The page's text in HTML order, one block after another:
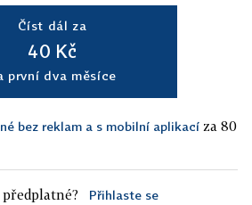
Číst dál za
40 Kč
první dva měsíce
bez reklam a s mobilní aplikací za 80
Přihlaste se